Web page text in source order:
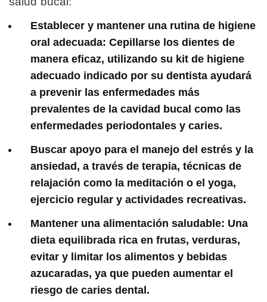
Establecer y mantener una rutina de higiene
oral adecuada: Cepillarse los dientes de
manera eficaz, utilizando su kit de higiene
adecuado indicado por su dentista ayudará
a prevenir las enfermedades más
prevalentes de la cavidad bucal como las
enfermedades periodontales y caries.
Buscar apoyo para el manejo del estrés y la
ansiedad, a través de terapia, técnicas de
relajación como la meditación o el yoga,
ejercicio regular y actividades recreativas.
Mantener una alimentación saludable: Una
dieta equilibrada rica en frutas, verduras,
evitar y limitar los alimentos y bebidas
azucaradas, ya que pueden aumentar el
riesgo de caries dental.